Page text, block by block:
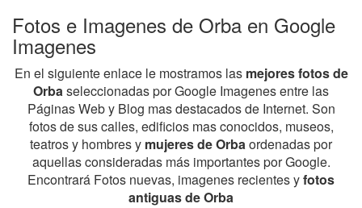
Fotos e Imagenes de Orba en Google
Imagenes
En el siguiente enlace le mostramos las mejores fotos de
Orbaseleccionadas por Google Imagenes entre las
Páginas Web y Blog mas destacados de Internet. Son
fotos de sus calles, edificios mas conocidos, museos,
teatros y hombres y mujeres de Orbaordenadas por
aquellas consideradas más importantes por Google.
Encontrará Fotos nuevas, imagenes recientes yfotos
antiguas de Orba